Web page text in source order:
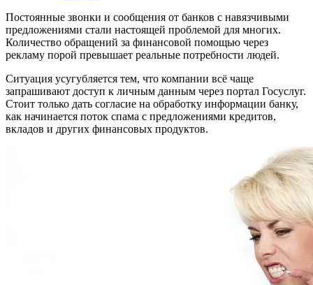
Постоянные звонки и сообщения от банков с навязчивыми
предложениями стали настоящей проблемой для многих.
Количество обращений за финансовой помощью через
рекламу порой превышает реальные потребности людей.
Ситуация усугубляется тем, что компании всё чаще
запрашивают доступ к личным данным через портал Госуслуг.
Стоит только дать согласие на обработку информации банку,
как начинается поток спама с предложениями кредитов,
вкладов и других финансовых продуктов.